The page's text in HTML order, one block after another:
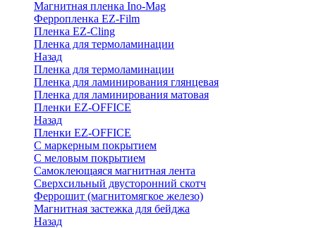
Магнитная пленка Ino-Mag
Ферропленка EZ-Film
Пленка EZ-Cling
Пленка для термоламинации
Назад
Пленка для термоламинации
Пленка для ламинирования глянцевая
Пленка для ламинирования матовая
Пленки EZ-OFFICE
Назад
Пленки EZ-OFFICE
С маркерным покрытием
С меловым покрытием
Самоклеющаяся магнитная лента
Сверхсильный двусторонний скотч
Феррошит (магнитомягкое железо)
Магнитная застежка для бейджа
Назад